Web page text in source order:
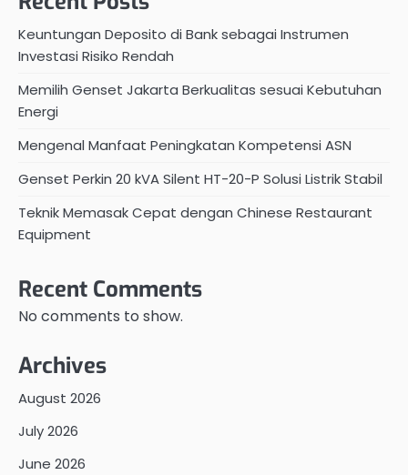
Keuntungan Deposito di Bank sebagai Instrumen
Investasi Risiko Rendah
Memilih Genset Jakarta Berkualitas sesuai Kebutuhan
Energi
Mengenal Manfaat Peningkatan Kompetensi ASN
Genset Perkin 20 kVA Silent HT-20-P Solusi Listrik Stabil
Teknik Memasak Cepat dengan Chinese Restaurant
Equipment
Recent Comments
No comments to show.
Archives
August 2026
July 2026
June 2026